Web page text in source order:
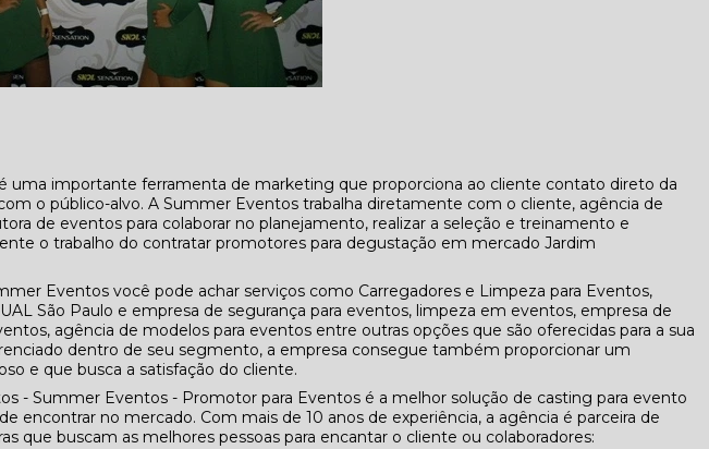
uma importante ferramenta de marketing que proporciona ao cliente contato direto da
o público-alvo. A Summer Eventos trabalha diretamente com o cliente, agência de
de eventos para colaborar no planejamento, realizar a seleção e treinamento e
o trabalho do contratar promotores para degustação em mercado Jardim
Eventos você pode achar serviços como Carregadores e Limpeza para Eventos,
São Paulo e empresa de segurança para eventos, limpeza em eventos, empresa de
agência de modelos para eventos entre outras opções que são oferecidas para a sua
dentro de seu segmento, a empresa consegue também proporcionar um
e que busca a satisfação do cliente.
- Summer Eventos - Promotor para Eventos é a melhor solução de casting para evento
encontrar no mercado. Com mais de 10 anos de experiência, a agência é parceira de
que buscam as melhores pessoas para encantar o cliente ou colaboradores: